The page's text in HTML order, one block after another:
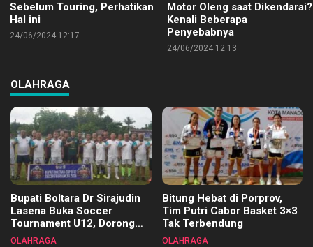
Sebelum Touring, Perhatikan
Hal ini
24/06/2024 12:17
Motor Oleng saat Dikendarai?
Kenali Beberapa
Penyebabnya
24/06/2024 12:13
OLAHRAGA
Bupati Boltara Dr Sirajudin
Lasena Buka Soccer
Tournament U12, Dorong
Pembinaan Merata di Setiap
OLAHRAGA
Bitung Hebat di Porprov,
Tim Putri Cabor Basket 3×3
Tak Terbendung
OLAHRAGA